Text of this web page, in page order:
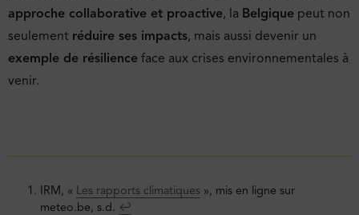
approche collaborative et proactive, la Belgique peut non
seulement réduire ses impacts, mais aussi devenir un
exemple de résilience face aux crises environnementales à
venir.
IRM, « Les rapports climatiques », mis en ligne sur
meteo.be, s.d. ↩︎